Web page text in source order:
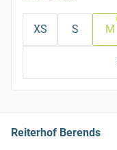
XS S M
Reiterhof Berends